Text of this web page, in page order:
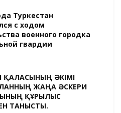
Туркестан
с ходом
военного городка
гвардии
ҚАЛАСЫНЫҢ ӘКІМІ
ЖАҢА ӘСКЕРИ
ҚҰРЫЛЫС
ТАНЫСТЫ.